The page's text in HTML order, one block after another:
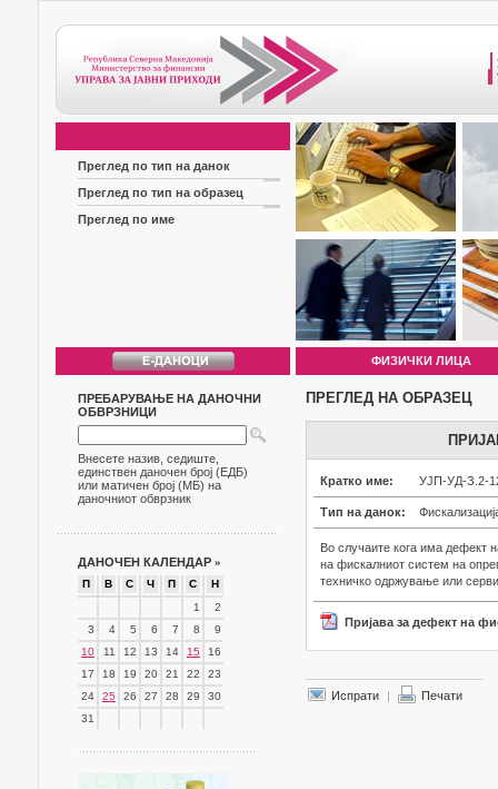
Преглед по тип на данок
Преглед по тип на образец
Преглед по име
ФИЗИЧКИ ЛИЦА
ПРЕБАРУВАЊЕ НА ДАНОЧНИ
ОБВРЗНИЦИ
Внесете назив, седиште,
единствен даночен број (ЕДБ)
или матичен број (МБ) на
даночниот обврзник
ДАНОЧЕН КАЛЕНДАР »
П В С Ч П С
Н
1
2
3
4 5 6 7 8
9
10
11 12 13 14 15
16
17
18 19 20 21 22
23
24
25 26 27 28 29
30
31
ПРЕГЛЕД НА ОБРАЗЕЦ
Кратко име: УЈП-УД-З.2-
Тип на данок:
Во случаите кога има дефект
на фискалниот систем на
техничко одржување или
Пријава за дефект на
Испрати | Печати